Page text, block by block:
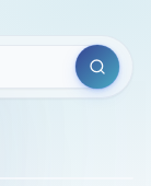
Buscar